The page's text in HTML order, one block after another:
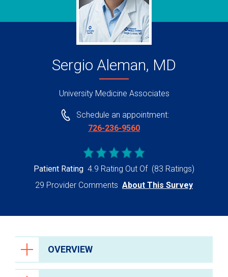
Sergio Aleman, MD
University Medicine Associates
Schedule an appointment:
726-236-9560
Patient Rating 4.9 Rating Out Of (83 Ratings)
29 Provider Comments About This Survey
OVERVIEW